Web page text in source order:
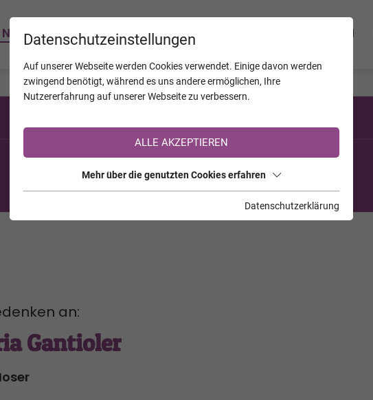
Sie sind noch nicht auf TrauerHilfe.it registriert?
>> zur kostenlosen Registrierung <<
an:
Gantioler
Datenschutzeinstellungen
Auf unserer Webseite werden Cookies verwendet. Einige davon werden
zwingend benötigt, während es uns andere ermöglichen, Ihre
Nutzererfahrung auf unserer Webseite zu verbessern.
ALLE AKZEPTIEREN
Mehr über die genutzten Cookies erfahren
Datenschutzerklärung
KALENDER JAHRESTAGE UNTERNEHMEN